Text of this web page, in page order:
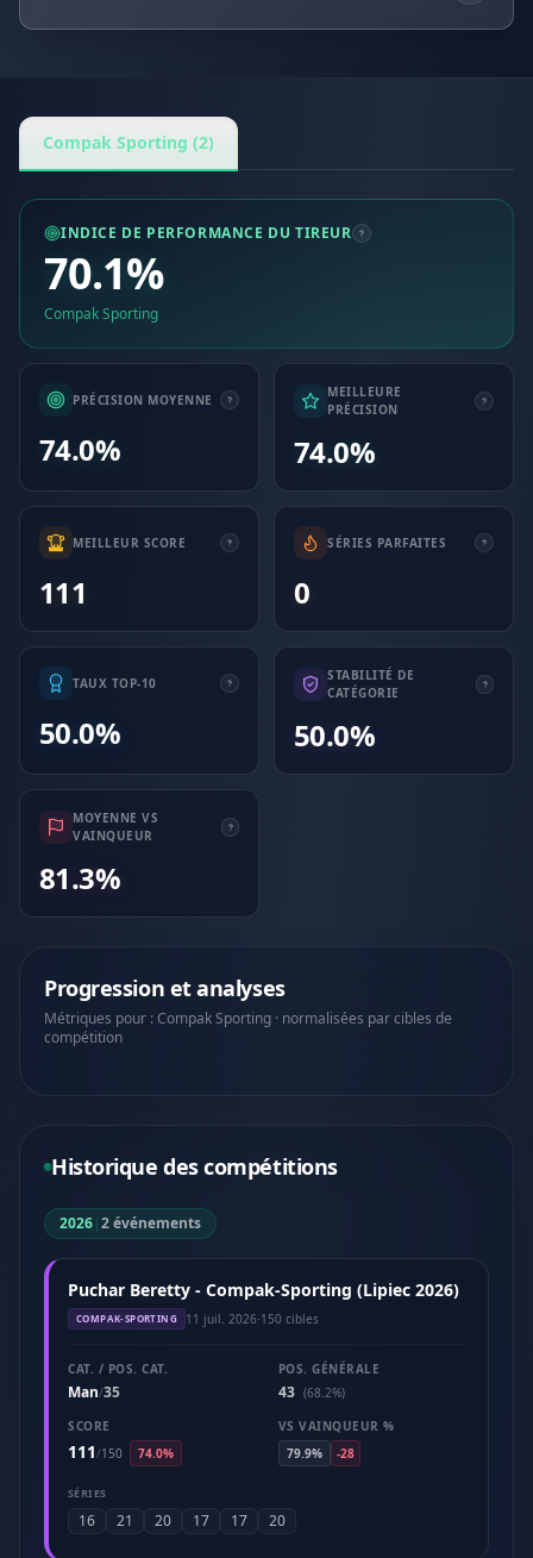
Compak Sporting (2)
INDICE DE PERFORMANCE DU TIREUR
70.1%
Compak Sporting
PRÉCISION MOYENNE
74.0%
MEILLEURE
PRÉCISION
74.0%
MEILLEUR SCORE
111
SÉRIES PARFAITES
0
TAUX TOP-10
50.0%
STABILITÉ DE
CATÉGORIE
50.0%
MOYENNE VS
VAINQUEUR
81.3%
Progression et analyses
Métriques pour : Compak Sporting · normalisées par cibles de
compétition
Historique des compétitions
2026|2 événements
Puchar Beretty - Compak-Sporting (Lipiec 2026)
COMPAK-SPORTING 11 juil. 2026·150 cibles
CAT. / POS. CAT.
Man/35
POS. GÉNÉRALE
43 (68.2%)
SCORE
111/150 74.0%
VS VAINQUEUR %
79.9%
-28
SÉRIES
16 21 20 17 17 20